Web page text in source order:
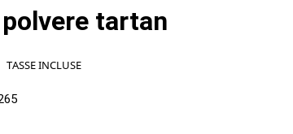
tartan
TASSE INCLUSE